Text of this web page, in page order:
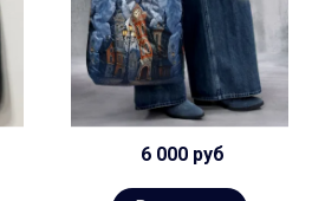
6 000 руб